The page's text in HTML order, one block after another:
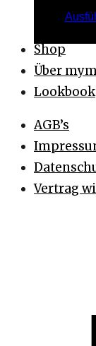
Shop
Über
Lookbook
AGB’s
Vertrag